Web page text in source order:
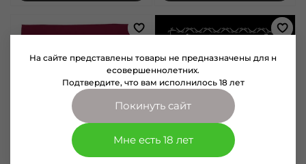
На сайте представлены товары не предназначены для н
есовершеннолетних.
Подтвердите, что вам исполнилось 18 лет
Покинуть сайт
Мне есть 18 лет